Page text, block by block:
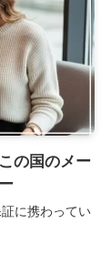
の国のメー
に携わってい